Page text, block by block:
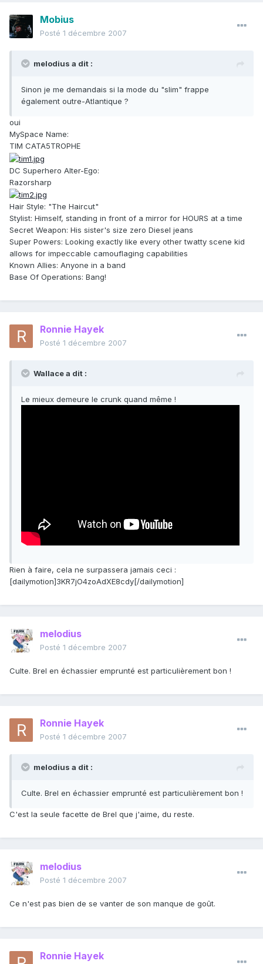
Mobius
Posté 1 décembre 2007
melodius a dit :
Sinon je me demandais si la mode du "slim" frappe
également outre-Atlantique ?
oui
MySpace Name:
TIM CATA5TROPHE
DC Superhero Alter-Ego:
Razorsharp
Hair Style: "The Haircut"
Stylist: Himself, standing in front of a mirror for HOURS at a time
Secret Weapon: His sister's size zero Diesel jeans
Super Powers: Looking exactly like every other twatty scene kid
allows for impeccable camouflaging capabilities
Known Allies: Anyone in a band
Base Of Operations: Bang!
Ronnie Hayek
Posté 1 décembre 2007
Wallace a dit :
Le mieux demeure le crunk quand même !
Rien à faire, cela ne surpassera jamais ceci :
[dailymotion]3KR7jO4zoAdXE8cdy[/dailymotion]
melodius
Posté 1 décembre 2007
Culte. Brel en échassier emprunté est particulièrement bon !
Ronnie Hayek
Posté 1 décembre 2007
melodius a dit :
Culte. Brel en échassier emprunté est particulièrement bon !
C'est la seule facette de Brel que j'aime, du reste.
melodius
Posté 1 décembre 2007
Ce n'est pas bien de se vanter de son manque de goût.
Ronnie Hayek